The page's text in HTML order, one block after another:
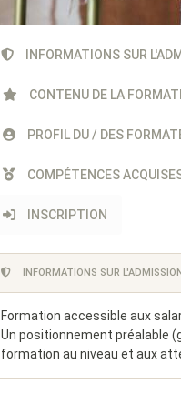
INFORMATIONS SUR
CONTENU DE LA
PROFIL DU / DES
COMPÉTENCES
INSCRIPTION
INFORMATIONS SUR
Formation accessible aux
Un positionnement préalable
formation au niveau et aux